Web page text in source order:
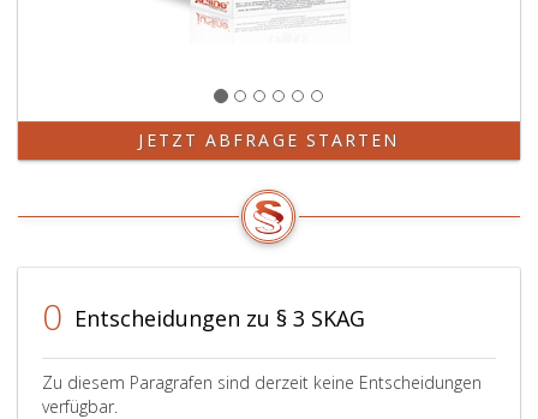
JETZT ABFRAGE STARTEN
0 Entscheidungen zu § 3 SKAG
Zu diesem Paragrafen sind derzeit keine Entscheidungen
verfügbar.